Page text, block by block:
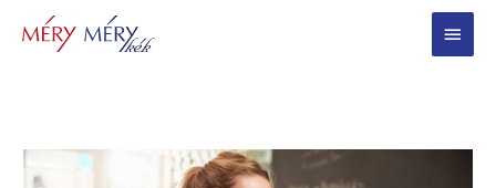
Main
Menu